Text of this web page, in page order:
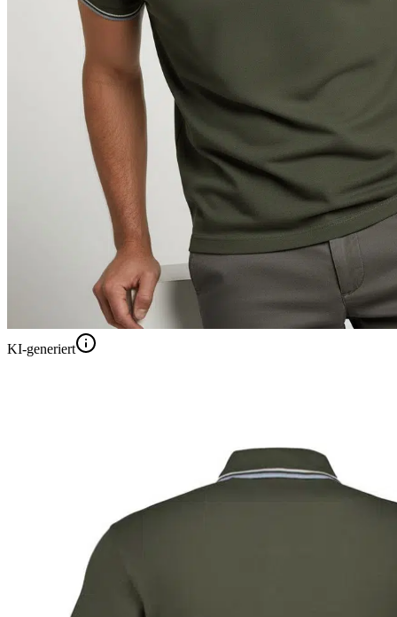
KI-generiert